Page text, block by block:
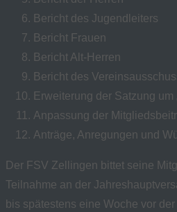
Bericht des Jugendleiters
Bericht Frauen
Bericht Alt-Herren
Bericht des
Erweiterung der Satzung um
Anpassung der
Anträge, Anregungen und
Der FSV Zellingen bittet seine
Teilnahme an der
bis spätestens eine Woche vor